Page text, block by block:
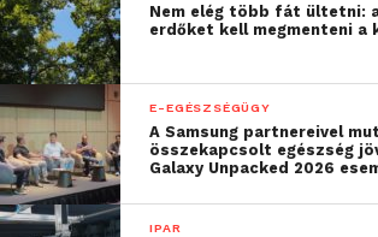
Nem elég több fát ültetni:
erdőket kell megmenteni a
E-EGÉSZSÉGÜGY
A Samsung partnereivel
összekapcsolt egészség
Galaxy Unpacked 2026
IPAR